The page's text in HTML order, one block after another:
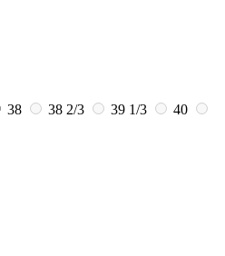
38 38 2/3 39 1/3
40